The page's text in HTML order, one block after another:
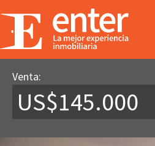
Venta:
US$145.000